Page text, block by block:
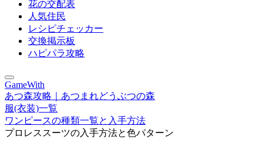
花の交配表
人気住民
レシピチェッカー
交換掲示板
ハピパラ攻略
GameWith
あつ森攻略｜あつまれどうぶつの森
服(衣装)一覧
ワンピースの種類一覧と入手方法
プロレススーツの入手方法と色パターン